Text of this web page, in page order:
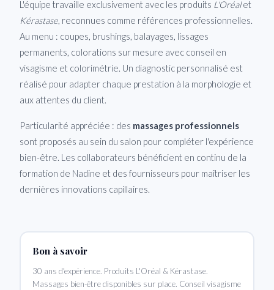
L'équipe travaille exclusivement avec les produits L'Oréalet
Kérastase , reconnues comme références professionnelles.
Au menu : coupes, brushings, balayages, lissages
permanents, colorations sur mesure avec conseil en
visagisme et colorimétrie. Un diagnostic personnalisé est
réalisé pour adapter chaque prestation à la morphologie et
aux attentes du client.
Particularité appréciée : des massages professionnels
sont proposés au sein du salon pour compléter l'expérience
bien-être. Les collaborateurs bénéficient en continu de la
formation de Nadine et des fournisseurs pour maîtriser les
dernières innovations capillaires.
Bon à savoir
30 ans d'expérience. Produits L'Oréal & Kérastase.
Massages bien-être disponibles sur place. Conseil visagisme